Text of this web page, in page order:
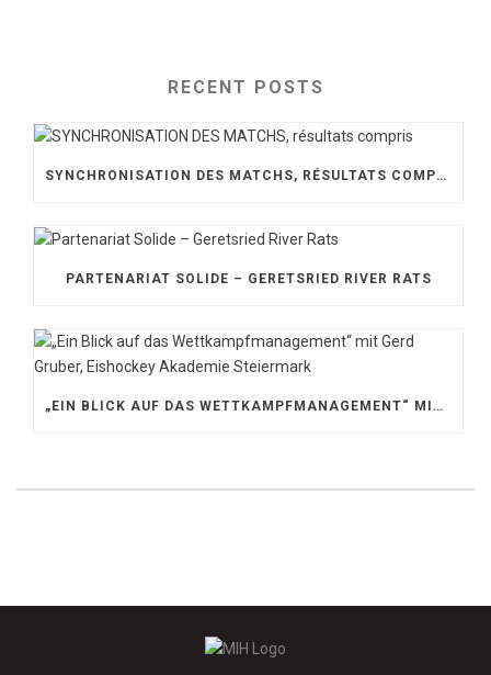
RECENT POSTS
SYNCHRONISATION DES MATCHS, RÉSULTATS COMPRIS
PARTENARIAT SOLIDE – GERETSRIED RIVER RATS
„EIN BLICK AUF DAS WETTKAMPFMANAGEMENT“ MIT GERD GRUBER, EISHOCKEY AKADEMIE STEIERMARK